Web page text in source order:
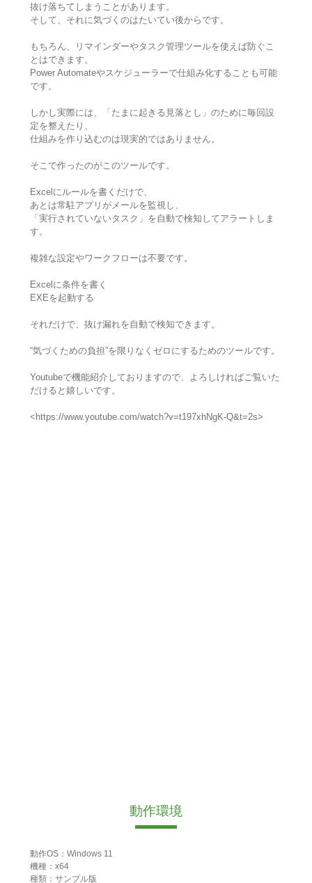
抜け落ちてしまうことがあります。
そして、それに気づくのはたいてい後からです。
もちろん、リマインダーやタスク管理ツールを使えば防ぐこ
とはできます。
Power Automateやスケジューラーで仕組み化することも可能
です。
しかし実際には、「たまに起きる見落とし」のために毎回設
定を整えたり、
仕組みを作り込むのは現実的ではありません。
そこで作ったのがこのツールです。
Excelにルールを書くだけで、
あとは常駐アプリがメールを監視し、
「実行されていないタスク」を自動で検知してアラートしま
す。
複雑な設定やワークフローは不要です。
Excelに条件を書く
EXEを起動する
それだけで、抜け漏れを自動で検知できます。
“気づくための負担”を限りなくゼロにするためのツールです。
Youtubeで機能紹介しておりますので、よろしければご覧いた
だけると嬉しいです。
<https://www.youtube.com/watch?v=t197xhNgK-Q&t=2s>
動作環境
動作OS：Windows 11
機種：x64
種類：サンプル版